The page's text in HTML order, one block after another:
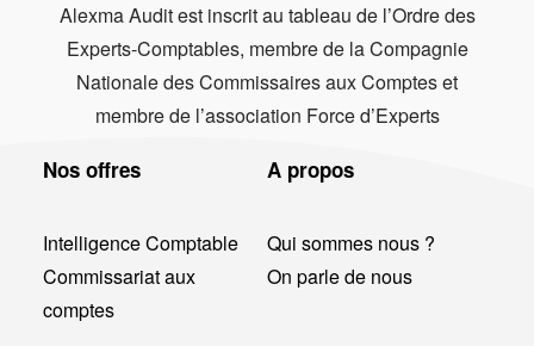
Alexma Audit est inscrit au tableau de l’Ordre des
Experts-Comptables, membre de la Compagnie
Nationale des Commissaires aux Comptes et
membre de l’association Force d’Experts
Nos offres
Intelligence Comptable
Commissariat aux
comptes
A propos
Qui sommes nous ?
On parle de nous